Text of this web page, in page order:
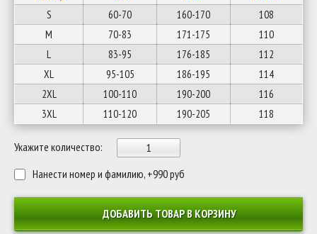
S
60-70 160-170
108
M
70-83 171-175
110
L
83-95 176-185
112
XL
95-105 186-195
114
2XL
100-110 190-200
116
3XL
110-120 190-205 118
Укажите количество:
Нанести номер и фамилию, +990 руб
ДОБАВИТЬ ТОВАР В КОРЗИНУ